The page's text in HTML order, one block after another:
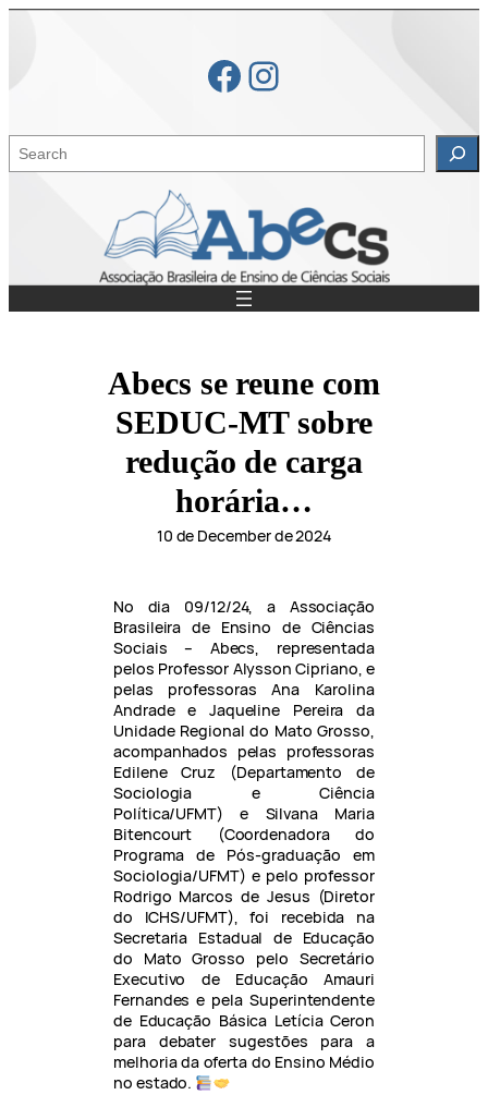
Skip
Facebook Instagram
Abecs se reune com
SEDUC-MT sobre
redução de carga
horária…
10 de December de 2024
No dia 09/12/24, a Associação
Brasileira de Ensino de Ciências
Sociais – Abecs, representada
pelos Professor Alysson Cipriano, e
pelas professoras Ana Karolina
Andrade e Jaqueline Pereira da
Unidade Regional do Mato Grosso,
acompanhados pelas professoras
Edilene Cruz (Departamento de
Sociologia e Ciência
Política/UFMT) e Silvana Maria
Bitencourt (Coordenadora do
Programa de Pós-graduação em
Sociologia/UFMT) e pelo professor
Rodrigo Marcos de Jesus (Diretor
do ICHS/UFMT), foi recebida na
Secretaria Estadual de Educação
do Mato Grosso pelo Secretário
Executivo de Educação Amauri
Fernandes e pela Superintendente
de Educação Básica Letícia Ceron
para debater sugestões para a
melhoria da oferta do Ensino Médio
no estado.